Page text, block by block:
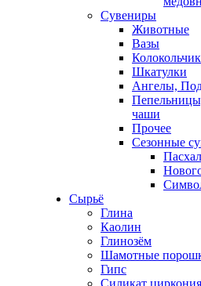
Сувениры
Животные
Вазы
Шкатулки
Ангелы,
чаши
Прочее
Сезонные
Сырьё
Глина
Каолин
Глинозём
Шамотные
Гипс
Силикат циркония